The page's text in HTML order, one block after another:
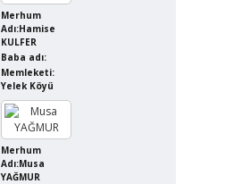
Merhum
Adı:Hamise
KULFER
Baba adı:
Memleketi:
Yelek Köyü
Merhum
Adı:Musa
YAĞMUR